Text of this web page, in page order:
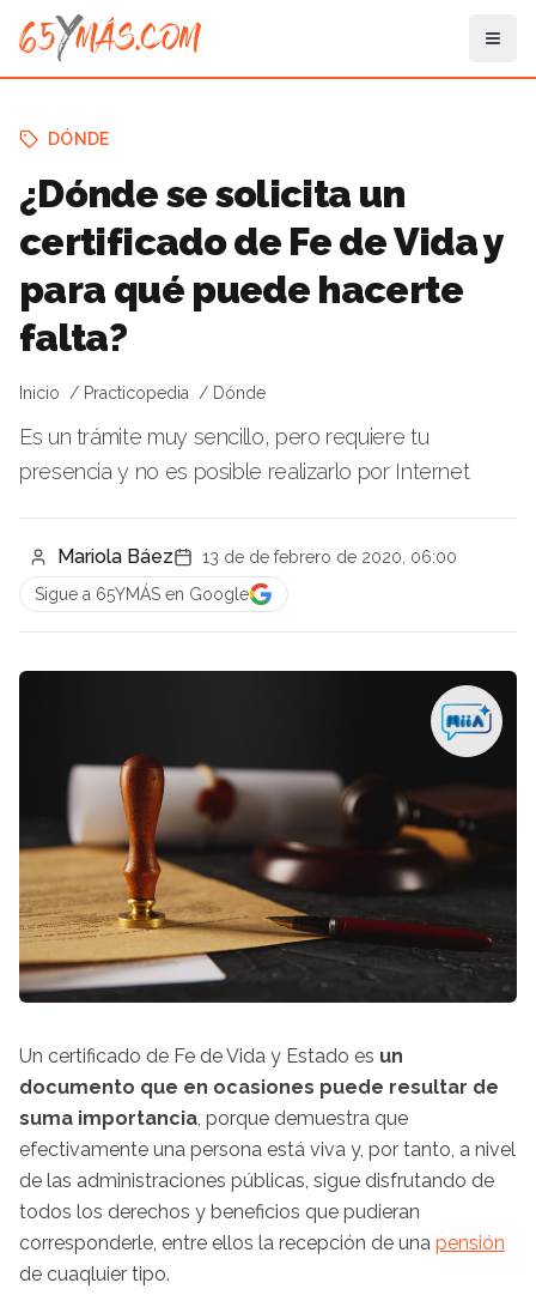
DÓNDE
¿Dónde se solicita un
certificado de Fe de Vida y
para qué puede hacerte
falta?
Inicio Practicopedia Dónde
Es un trámite muy sencillo, pero requiere tu
presencia y no es posible realizarlo por Internet
Mariola Báez
13 de de febrero de 2020, 06:00
Sigue a 65YMÁS en Google
Un certificado de Fe de Vida y Estado es un
documento que en ocasiones puede resultar de
suma importancia, porque demuestra que
efectivamente una persona está viva y, por tanto, a nivel
de las administraciones públicas, sigue disfrutando de
todos los derechos y beneficios que pudieran
corresponderle, entre ellos la recepción de una pensión
de cuaqluier tipo.